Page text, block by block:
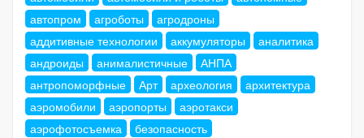
автопром
агроботы
агродроны
аддитивные технологии
аккумуляторы
аналитика
андроиды
анималистичные
АНПА
антропоморфные
Арт археология
архитектура
аэромобили
аэропорты
аэротакси
аэрофотосъемка
безопасность